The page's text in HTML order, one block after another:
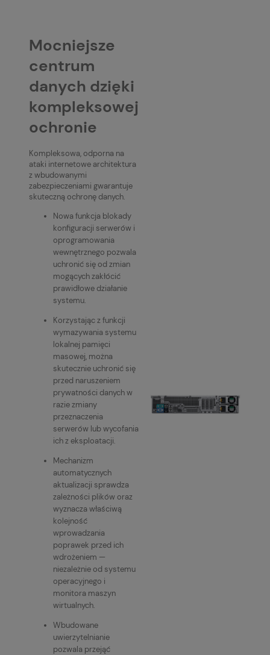
Mocniejsze
centrum
danych dzięki
kompleksowej
ochronie
Kompleksowa, odporna na
ataki internetowe architektura
z wbudowanymi
zabezpieczeniami gwarantuje
skuteczną ochronę danych.
Nowa funkcja blokady
konfiguracji serwerów i
oprogramowania
wewnętrznego pozwala
uchronić się od zmian
mogących zakłócić
prawidłowe działanie
systemu.
Korzystając z funkcji
wymazywania systemu
lokalnej pamięci
masowej, można
skutecznie uchronić się
przed naruszeniem
prywatności danych w
razie zmiany
przeznaczenia
serwerów lub wycofania
ich z eksploatacji.
Mechanizm
automatycznych
aktualizacji sprawdza
zależności plików oraz
wyznacza właściwą
kolejność
wprowadzania
poprawek przed ich
wdrożeniem —
niezależnie od systemu
operacyjnego i
monitora maszyn
wirtualnych.
Wbudowane
uwierzytelnianie
pozwala przejąć